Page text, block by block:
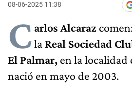
08-06-2025 11:38
C arlos Alcaraz
la Real Sociedad
El Palmar, en la localidad
nació en mayo de 2003.